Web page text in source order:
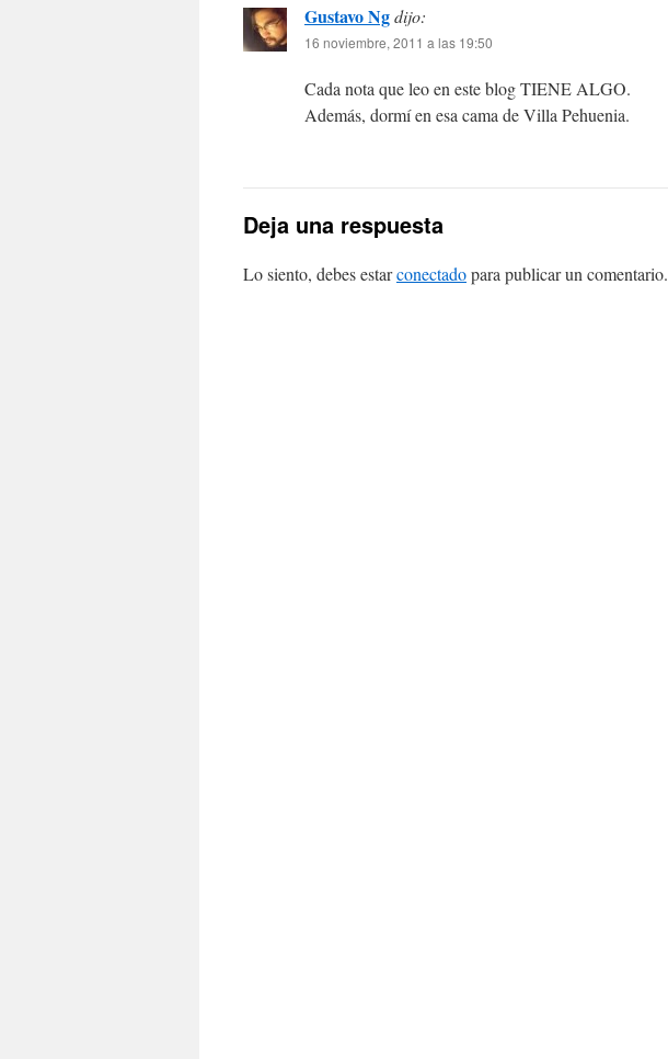
Gustavo Ngdijo:
16 noviembre, 2011 a las 19:50
Cada nota que leo en este blog TIENE ALGO.
Además, dormí en esa cama de Villa Pehuenia.
Deja una respuesta
Lo siento, debes estarconectadopara publicar un comentario.